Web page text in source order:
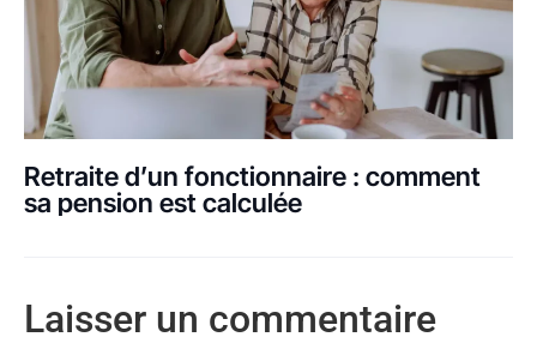
Retraite d’un fonctionnaire : comment
sa pension est calculée
Laisser un commentaire